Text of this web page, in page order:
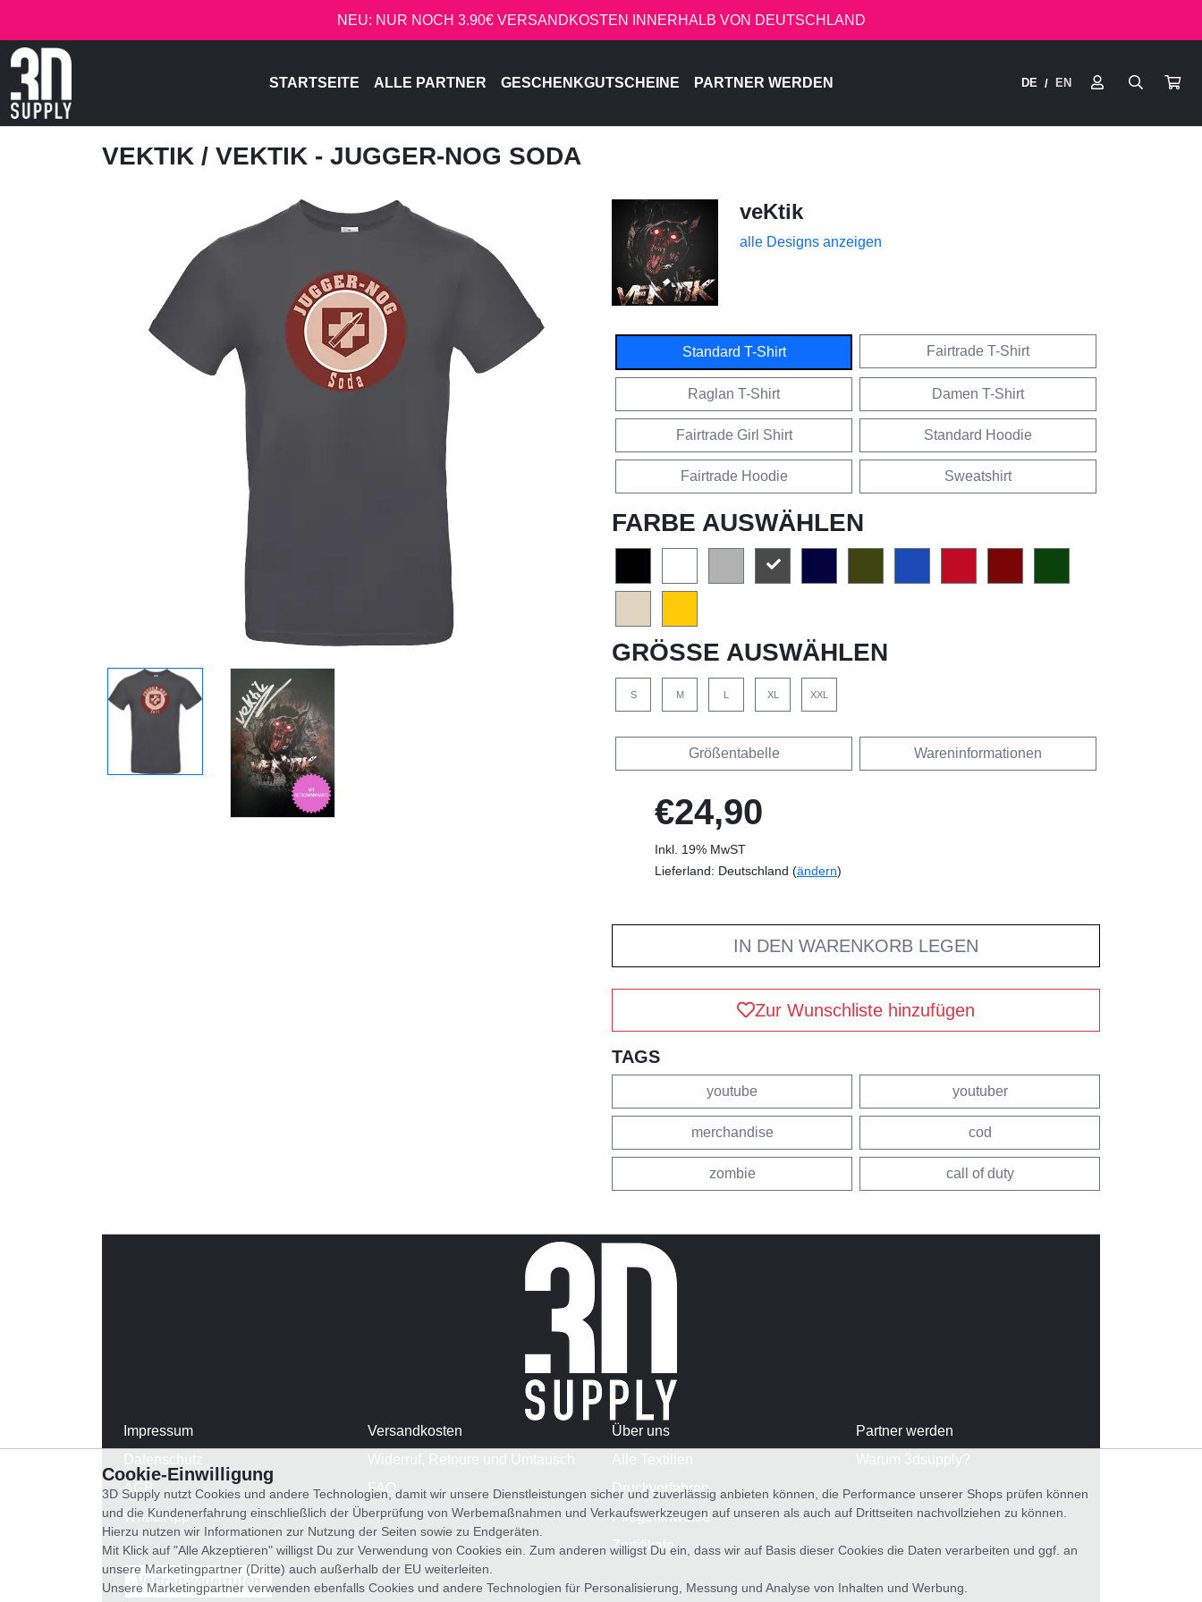
NEU: NUR NOCH 3.90€ VERSANDKOSTEN INNERHALB VON DEUTSCHLAND
STARTSEITE ALLE PARTNER GESCHENKGUTSCHEINE PARTNER WERDEN DE / EN
VEKTIK / VEKTIK - JUGGER-NOG SODA
veKtik
alle Designs anzeigen
Standard T-Shirt Fairtrade T-Shirt
Raglan T-Shirt Damen T-Shirt
Fairtrade Girl Shirt Standard Hoodie
Fairtrade Hoodie Sweatshirt
FARBE AUSWÄHLEN
GRÖSSE AUSWÄHLEN
S M L XL XXL
Größentabelle Wareninformationen
€24,90
Inkl. 19% MwST
Lieferland: Deutschland (ändern)
IN DEN WARENKORB LEGEN
Zur Wunschliste hinzufügen
TAGS
youtube youtuber
merchandise cod
zombie call of duty
Impressum
AGB
WhatsApp
Versandkosten
FAQ
Über uns
Druckverfahren
Pflegehinweise
Zertifikate
Partner werden
Vertrag widerrufen
Cookie-Einwilligung
3D Supply nutzt Cookies und andere Technologien, damit wir unsere Dienstleistungen sicher und zuverlässig anbieten können, die Performance unserer Shops prüfen können
und die Kundenerfahrung einschließlich der Überprüfung von Werbemaßnahmen und Verkaufswerkzeugen auf unseren als auch auf Drittseiten nachvollziehen zu können.
Hierzu nutzen wir Informationen zur Nutzung der Seiten sowie zu Endgeräten.
Mit Klick auf "Alle Akzeptieren" willigst Du zur Verwendung von Cookies ein. Zum anderen willigst Du ein, dass wir auf Basis dieser Cookies die Daten verarbeiten und ggf. an
unsere Marketingpartner (Dritte) auch außerhalb der EU weiterleiten.
Unsere Marketingpartner verwenden ebenfalls Cookies und andere Technologien für Personalisierung, Messung und Analyse von Inhalten und Werbung.